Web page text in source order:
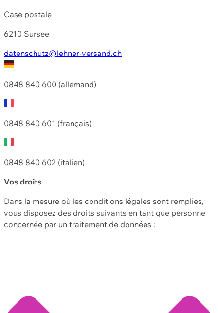
Case postale
6210 Sursee
datenschutz@lehner-versand.ch
0848 840 600 (allemand)
0848 840 601 (français)
0848 840 602 (italien)
Vos droits
Dans la mesure où les conditions légales sont remplies,
vous disposez des droits suivants en tant que personne
concernée par un traitement de données :